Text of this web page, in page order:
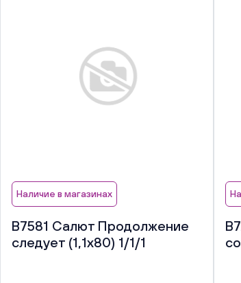
Наличие в магазинах
В7581 Салют Продолжение
следует (1,1х80) 1/1/1